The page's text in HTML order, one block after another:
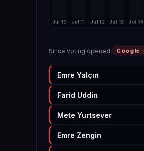
Jul 10 Jul 11 Jul 12 Jul 13 Jul 14
Since voting opened: Google ·
Emre Yalçın
Farid Uddin
Mete Yurtsever
Emre Zengin